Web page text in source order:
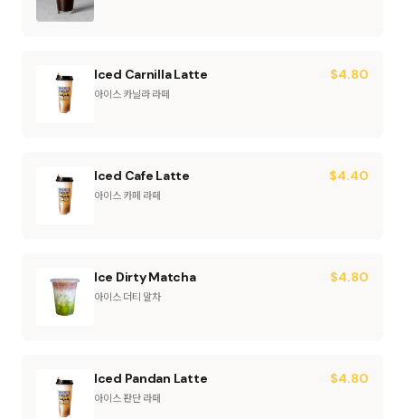
Iced Carnilla Latte
아이스 카닐라 라떼
$4.80
Iced Cafe Latte
아이스 카페 라떼
$4.40
Ice Dirty Matcha
아이스 더티 말차
$4.80
Iced Pandan Latte
아이스 판단 라떼
$4.80